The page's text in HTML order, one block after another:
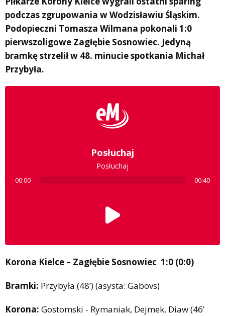
podczas zgrupowania w Wodzisławiu Śląskim.
Podopieczni Tomasza Wilmana pokonali 1:0
pierwszoligowe Zagłębie Sosnowiec. Jedyną
bramkę strzelił w 48. minucie spotkania Michał
Przybyła.
Posłuchaj
Posłuchaj
00:00 00:40
Korona Kielce – Zagłębie Sosnowiec 1:0 (0:0)
Bramki: Przybyła (48’) (asysta: Gabovs)
Korona: Gostomski - Rymaniak, Dejmek, Diaw (46’